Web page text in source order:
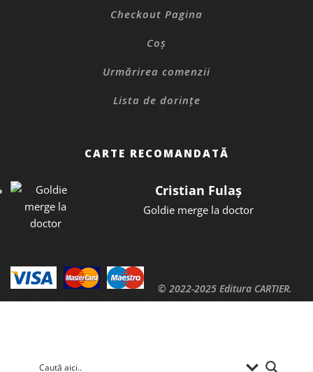
Checkout Pagina
Coș
Urmărirea comenzii
Lista de dorințe
CARTE RECOMANDATĂ
Cristian Fulaș
Goldie merge la doctor
© 2022-2025 Editura CARTIER.